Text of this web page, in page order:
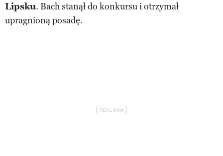
Lipsku. Bach stanął do konkursu i otrzymał
upragnioną posadę.